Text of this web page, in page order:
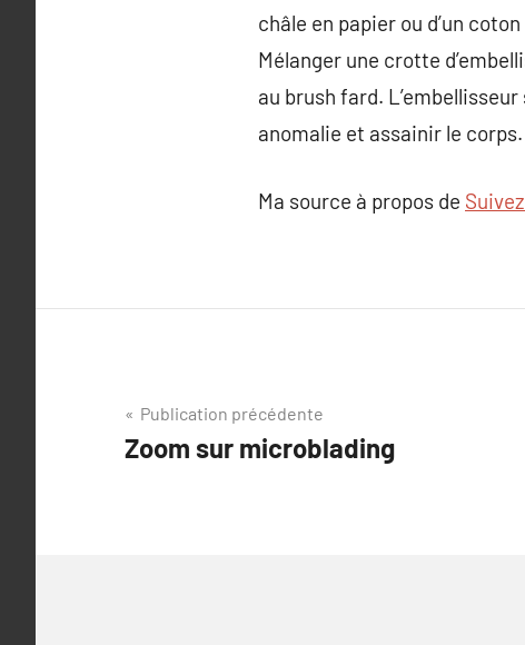
châle en papier ou d’un
Mélanger une crotte
au brush fard.
anomalie et assainir le corps.
Ma source à propos de
Navigation
de
Publication précédente
Zoom sur microblading